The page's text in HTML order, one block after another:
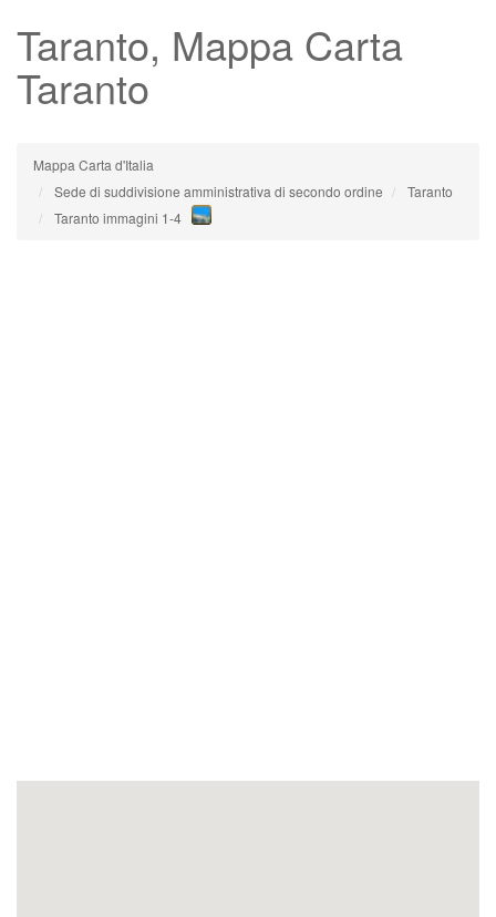
Taranto, Mappa Carta
Taranto
Mappa Carta d'Italia
Sede di suddivisione amministrativa di secondo ordine
Taranto
Taranto immagini 1-4